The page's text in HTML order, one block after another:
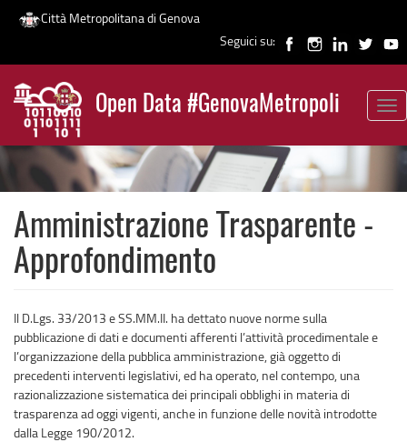
Salta
contenuto
principale
Città Metropolitana di Genova
Seguici su:
Open Data #GenovaMetropoli
News
Amministrazione Trasparente -
Approfondimento
Il D.Lgs. 33/2013 e SS.MM.II. ha dettato nuove norme sulla
pubblicazione di dati e documenti afferenti l’attività procedimentale e
l’organizzazione della pubblica amministrazione, già oggetto di
precedenti interventi legislativi, ed ha operato, nel contempo, una
razionalizzazione sistematica dei principali obblighi in materia di
trasparenza ad oggi vigenti, anche in funzione delle novità introdotte
dalla Legge 190/2012.